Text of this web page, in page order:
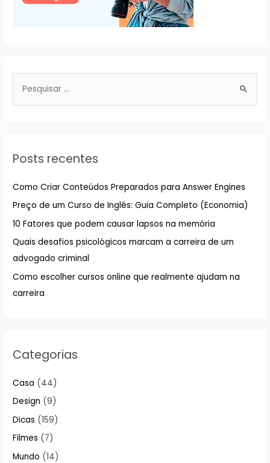
i
r
p
o
r
:
Posts recentes
Como Criar Conteúdos Preparados para Answer Engines
Preço de um Curso de Inglês: Guia Completo (Economia)
10 Fatores que podem causar lapsos na memória
Quais desafios psicológicos marcam a carreira de um
advogado criminal
Como escolher cursos online que realmente ajudam na
carreira
Categorias
Casa (44)
Design (9)
Dicas (159)
Filmes (7)
Mundo (14)